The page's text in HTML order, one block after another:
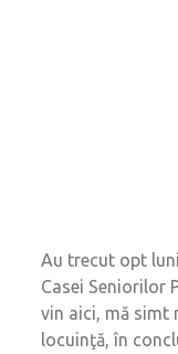
Au trecut opt
Casei Seniorilor
vin aici, mă simt
locuinţă, în